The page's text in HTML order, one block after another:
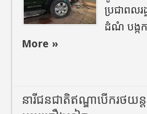
ប្រជាពលរ
ដំណំ​ បង្កក
More »
នារីជនជាតិឥណ្ឌាបេីករថយ